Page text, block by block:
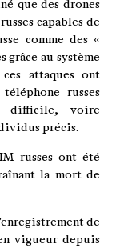
que des drones
capables de
comme des «
grâce au système
attaques ont
russes
difficile, voire
précis.
russes ont été
la mort de
de
vigueur depuis